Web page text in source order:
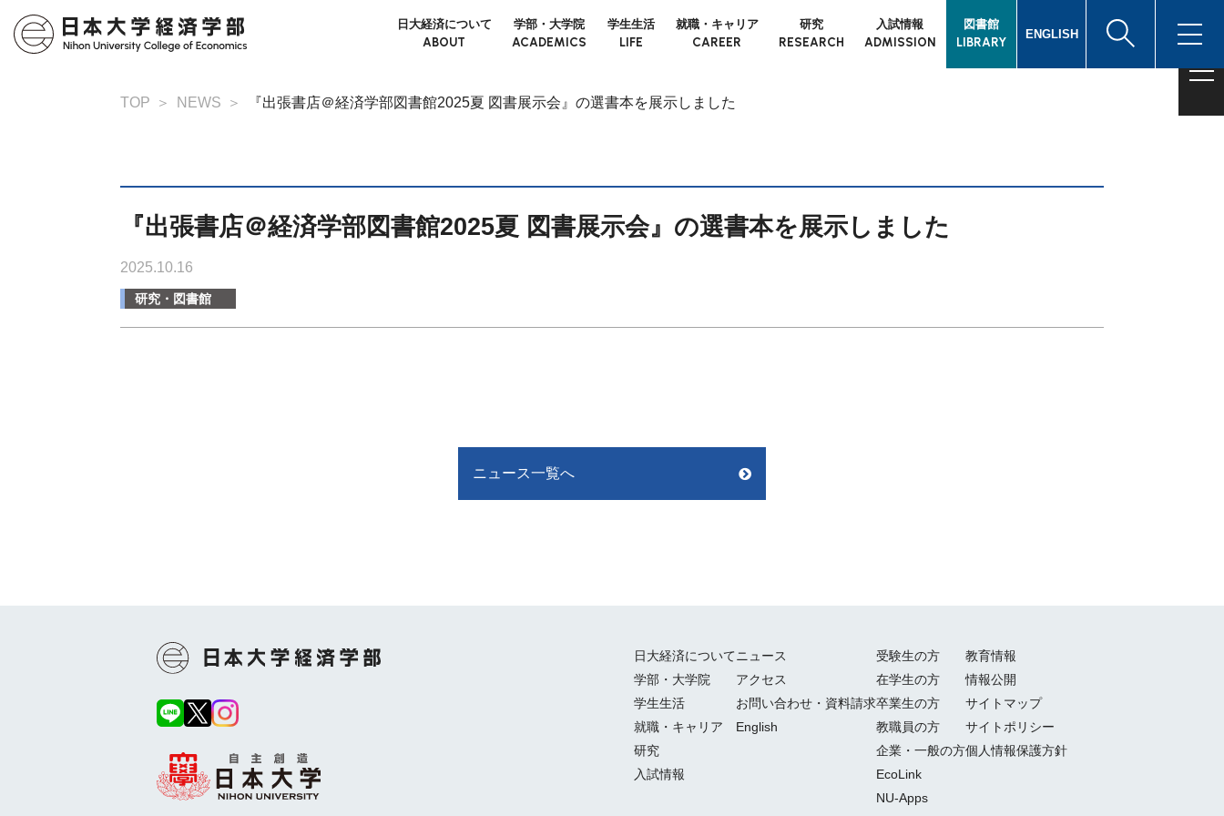
日大経済について
ABOUT
学部・大学院
ACADEMICS
学生生活
LIFE
就職・キャリア
CAREER
研究
RESEARCH
入試情報
ADMISSION
図書館
LIBRARY
ENGLISH
TOP NEWS 『出張書店＠経済学部図書館2025夏 図書展示会』の選書本を展示しました
『出張書店＠経済学部図書館2025夏 図書展示会』の選書本を展示しました
2025.10.16
研究・図書館
ニュース一覧へ
日大経済について
学部・大学院
学生生活
就職・キャリア
研究
入試情報
ニュース
アクセス
お問い合わせ・資料請求
English
受験生の方
在学生の方
卒業生の方
教職員の方
企業・一般の方
EcoLink
NU-Apps
教育情報
情報公開
サイトマップ
サイトポリシー
個人情報保護方針